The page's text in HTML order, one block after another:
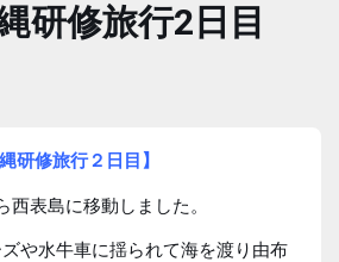
研修旅行2日目
研修旅行２日目】
表島に移動しました。
や水牛車に揺られて海を渡り由布